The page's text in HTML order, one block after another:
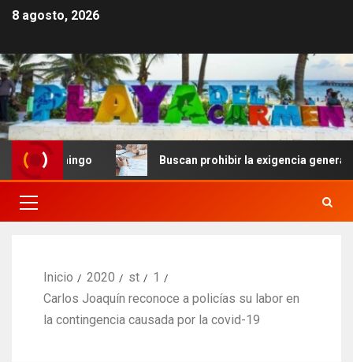
8 agosto, 2026
Buscan prohibir la exigencia generalizada de
Inicio 2020 st
1
Carlos Joaquín reconoce a policías su labor en
la contingencia causada por la covid-19